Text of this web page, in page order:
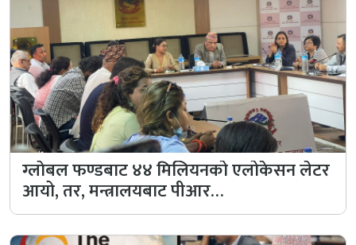
ग्लाेबल फण्डबाट ४४ मिलियनको एलोकेसन लेटर
आयो, तर, मन्त्रालयबाट पीआर…